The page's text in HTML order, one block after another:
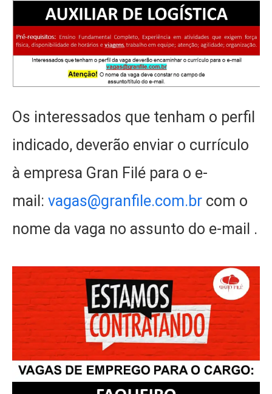
Os interessados que tenham o perfil
indicado, deverão enviar o currículo
à empresa Gran Filé para o e-
mail: vagas@granfile.com.br com o
nome da vaga no assunto do e-mail .